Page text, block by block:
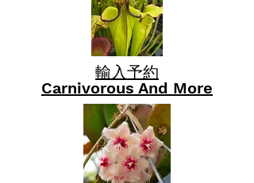
輸入予約
Carnivorous And More